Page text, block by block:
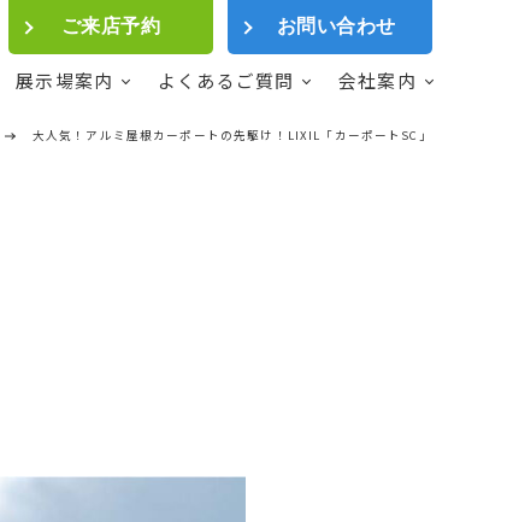
ご来店予約 お問い合わせ
展示場案内 よくあるご質問 会社案内
大人気！アルミ屋根カーポートの先駆け！LIXIL「カーポートSC」